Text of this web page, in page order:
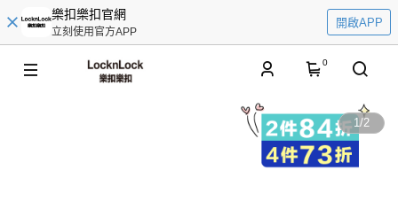
樂扣樂扣官網
立刻使用官方APP
開啟APP
0
1/2